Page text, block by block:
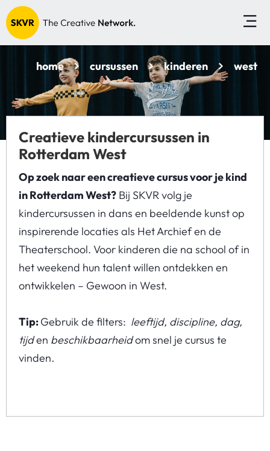
home cursussen kinderen west
Creatieve kindercursussen in
Rotterdam West
Op zoek naar een creatieve cursus voor je kind
in Rotterdam West? Bij SKVR volg je
kindercursussen in dans en beeldende kunst op
inspirerende locaties als Het Archief en de
Theaterschool. Voor kinderen die na school of in
het weekend hun talent willen ontdekken en
ontwikkelen – Gewoon in West.
Tip:Gebruik de filters: leeftijd, discipline, dag,
tijden beschikbaarheidom snel je cursus te
vinden.